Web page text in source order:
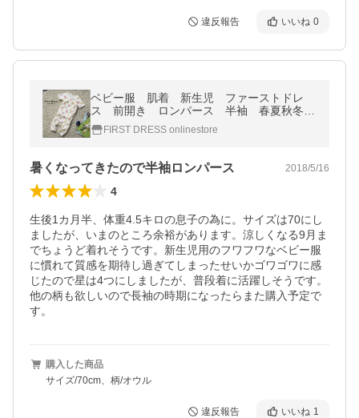
違反報告 いいね 0
ベビー服 肌着 新生児 ファーストドレ
ス 前開き ロンパース 半袖 春夏秋冬
男女 60 70 80 【firstdress直営店】
FIRST DRESS onlinestore
暑くなってきたので半袖ロンパース 2018/5/16
4
生後1カ月半、体重4.5キロの息子の為に。サイズは70にし
ましたが、いまのところ余裕があります。涼しくなる9月ま
でちょうど着れそうです。新生児用のフワフワなベビー服
に慣れて質感を期待し過ぎてしまったせいかゴワゴワに感
じたので星は4つにしましたが、普段着に活躍しそうです。
他の柄も欲しいので長袖の時期になったらまた購入予定で
す。
購入した商品
サイズ/70cm、柄/オウル
違反報告 いいね 1